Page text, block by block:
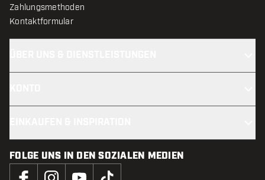
Zahlungsmethoden
Kontaktformular
FOLGE UNS IN DEN SOZIALEN MEDIEN